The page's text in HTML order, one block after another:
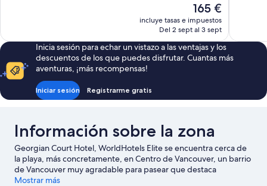
El
precio
actual
de
165 €
165 €
incluye tasas e impuestos
Del 2 sept al 3 sept
Inicia sesión para echar un vistazo a las ventajas y los
descuentos de los que puedes disfrutar. Cuantas más
aventuras, ¡más recompensas!
Iniciar sesión Registrarme gratis
Información sobre la zona
Georgian Court Hotel, WorldHotels Elite se encuentra cerca de
la playa, más concretamente, en Centro de Vancouver, un barrio
de Vancouver muy agradable para pasear que destaca
especialmente por su gran variedad de tiendas. Muelle de
Mostrar más